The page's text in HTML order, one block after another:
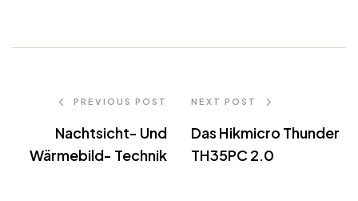
PREVIOUS POST
Nachtsicht- Und
Wärmebild- Technik
NEXT POST
Das Hikmicro Thunder
TH35PC 2.0